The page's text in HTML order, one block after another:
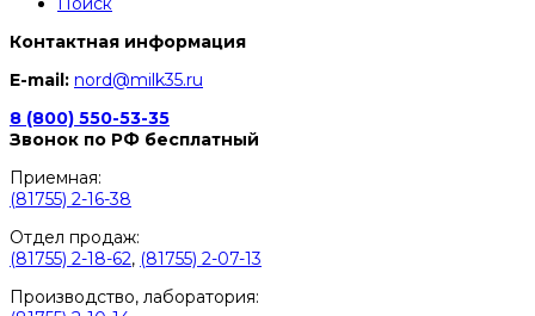
Контактная информация
E-mail: nord@milk35.ru
8 (800) 550-53-35
Звонок по РФ бесплатный
Приемная:
(81755) 2-16-38
Отдел продаж:
(81755) 2-18-62, (81755) 2-07-13
Производство, лаборатория: